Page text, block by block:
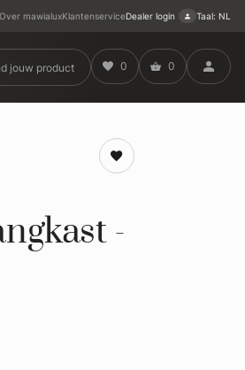
Over mawialuxKlantenserviceDealer login Taal: NL
0 0
-